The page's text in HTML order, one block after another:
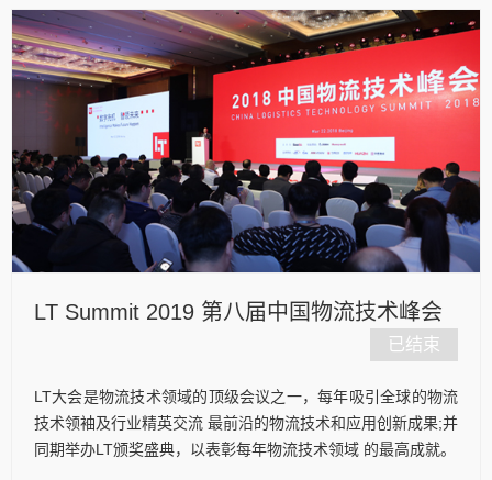
LT Summit 2019 第八届中国物流技术峰会
已结束
LT大会是物流技术领域的顶级会议之一，每年吸引全球的物流
技术领袖及行业精英交流 最前沿的物流技术和应用创新成果;并
同期举办LT颁奖盛典，以表彰每年物流技术领域 的最高成就。